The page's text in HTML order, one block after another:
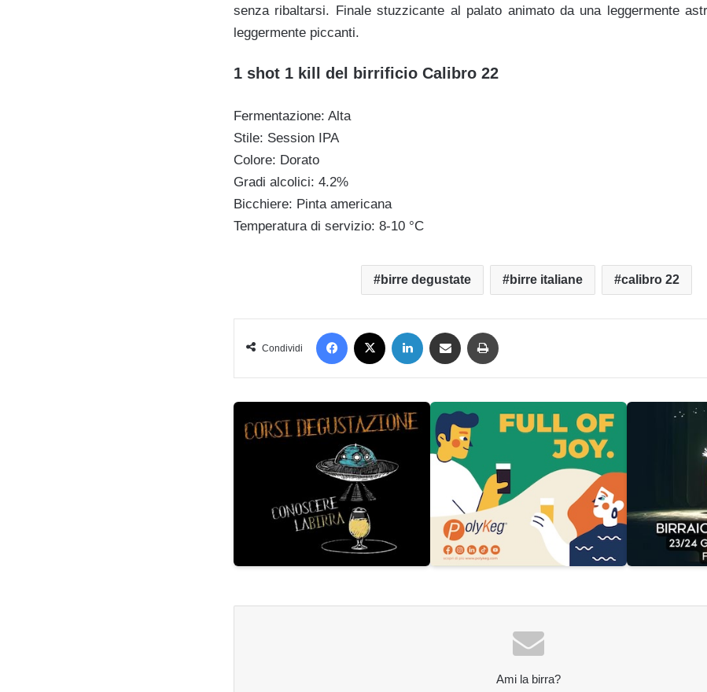
senza ribaltarsi. Finale stuzzicante al palato animato da una leggermente
leggermente piccanti.
1 shot 1 kill del birrificio Calibro 22
Fermentazione: Alta
Stile: Session IPA
Colore: Dorato
Gradi alcolici: 4.2%
Bicchiere: Pinta americana
Temperatura di servizio: 8-10 °C
birre degustate birre italiane calibro 22
Condividi
Facebook LinkedIn Condividi via mail
Ami la birra?